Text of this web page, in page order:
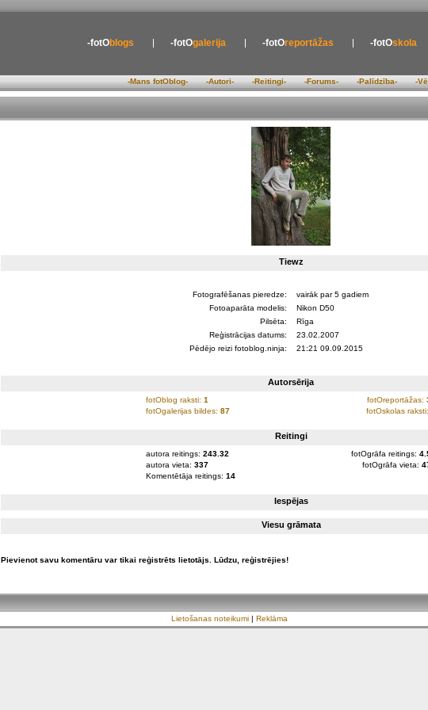
-fotOblogs -fotOgalerija -fotOreportāžas -fotOskola
-Mans fotOblog- -Autori- -Reitingi- -Forums- -Palīdzība- -
Tiewz
Fotografēšanas pieredze:
vairāk par 5 gadiem
Fotoaparāta modelis:
Nikon D50
Pilsēta:
Rīga
Reģistrācijas datums:
23.02.2007
Pēdējo reizi fotoblog.ninja:
21:21 09.09.2015
Autorsērija
fotOblog raksti: 1
fotOgalerijas bildes: 87
fotOreportāžas:
fotOskolas
Reitingi
autora reitings: 243.32
autora vieta: 337
Komentētāja reitings: 14
fotOgrāfa reitings:
fotOgrāfa vieta:
Iespējas
Viesu grāmata
Pievienot savu komentāru var tikai reģistrēts lietotājs. Lūdzu, reģistrējies!
Lietošanas noteikumi | Reklāma